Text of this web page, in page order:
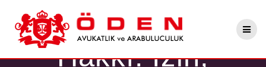
to
content
Kiracının Tadilat
Hakkı: İzin,